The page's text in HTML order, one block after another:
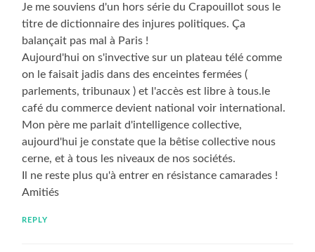
Je me souviens d'un hors série du Crapouillot sous le
titre de dictionnaire des injures politiques. Ça
balançait pas mal à Paris !
Aujourd'hui on s'invective sur un plateau télé comme
on le faisait jadis dans des enceintes fermées (
parlements, tribunaux ) et l'accès est libre à tous.le
café du commerce devient national voir international.
Mon père me parlait d'intelligence collective,
aujourd'hui je constate que la bêtise collective nous
cerne, et à tous les niveaux de nos sociétés.
Il ne reste plus qu'à entrer en résistance camarades !
Amitiés
REPLY